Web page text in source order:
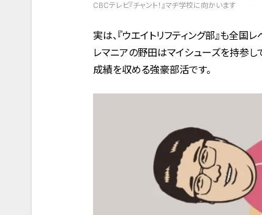
CBCテレビ『チャント！』マヂ学校に向かいます
実は、『ウエイトリフティング部』も全国
レマニアの野田はマイシューズを持参
成績を収める強豪部活です。